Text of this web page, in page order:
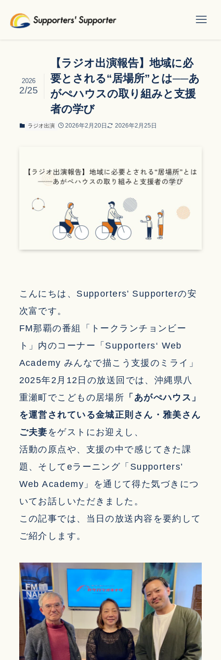
【ラジオ出演報告】地域に必
要とされる“居場所”とは──あ
がぺハウスの取り組みと支援
者の学び
2026
2/25
ラジオ出演 2026年2月20日 2026年2月25日
こんにちは、Supporters’ Supporterの安
次富です。
FM那覇の番組「トークランチョンビー
ト」内のコーナー「Supporters‘ Web
Academy みんなで描こう支援のミライ」
2025年2月12日の放送回では、沖縄県八
重瀬町でこどもの居場所 「あがぺハウス」
を運営されている金城正則さん・雅美さん
ご夫妻 をゲストにお迎えし、
活動の原点や、支援の中で感じてきた課
題、そしてeラーニング「Supporters’
Web Academy」を通じて得た気づきにつ
いてお話しいただきました。
この記事では、当日の放送内容を要約して
ご紹介します。